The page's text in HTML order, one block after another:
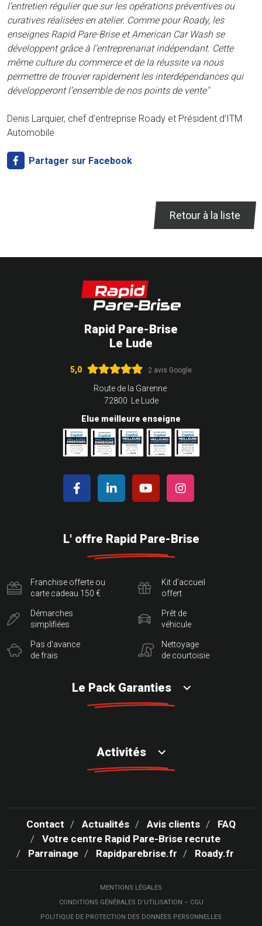
l’entretien régulier que sur les opérations préventives ou
curatives réalisées en atelier. Comme pour Roady, les
enseignes Rapid Pare-Brise et American Car Wash se
développent grâce à l’entreprenariat indépendant. Cette
même culture du commerce et de la réussite va nous
permettre de trouver rapidement les interdépendances qui
développeront l’ensemble de nos points de vente"
Denis Larquier, chef d’entreprise Roady et Président d’ITM
Automobile
Partager sur Facebook
Retour à la liste
Rapid Pare-Brise
Le Lude
5,0 2 avis Google
Route de la Garenne
72800 Le Lude
Elue meilleure enseigne
L' offre Rapid Pare-Brise
Franchise offerte ou
carte cadeau 150 €
Démarches
simplifiées
Pas d'avance
de frais
Kit d'accueil
offert
Prêt de
véhicule
Nettoyage
de courtoisie
Le Pack Garanties
Activités
Contact Actualités Avis clients
FAQ
Votre centre Rapid Pare-Brise recrute
Parrainage
Rapidparebrise.fr Roady.fr
MENTIONS LÉGALES
CONDITIONS GÉNÉRALES D’UTILISATION – CGU
POLITIQUE DE PROTECTION DES DONNÉES PERSONNELLES